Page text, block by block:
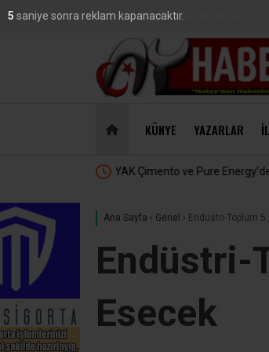
VİDEOGALERİ
KÜNYE YAZARLAR
MasterChef’te Hatay Rüzgarı :
Ana Sayfa › Genel › Endüstri-Toplum
Endüstri-
Esecek
4 saniye sonra reklam kapanacaktır.